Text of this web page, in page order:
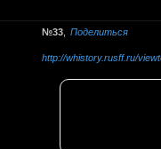
Поделиться
33
http://whistory.rusff.ru/